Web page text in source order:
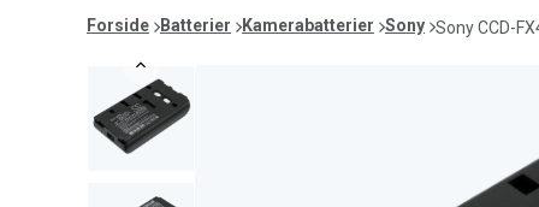
Forside Batterier Kamerabatterier Sony Sony CCD-